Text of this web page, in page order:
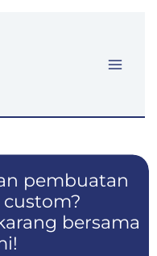
pembuatan
bersama